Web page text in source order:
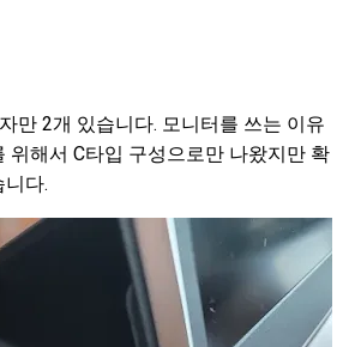
만 2개 있습니다. 모니터를 쓰는 이유
위해서 C타입 구성으로만 나왔지만 확
다.